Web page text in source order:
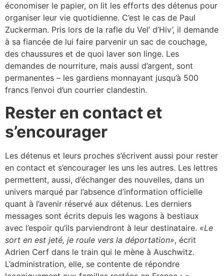
économiser le papier, on lit les efforts des détenus pour
organiser leur vie quotidienne. C’est le cas de Paul
Zuckerman. Pris lors de la rafle du Vel’ d’Hiv’, il demande
à sa fiancée de lui faire parvenir un sac de couchage,
des chaussures et de quoi laver son linge. Les
demandes de nourriture, mais aussi d’argent, sont
permanentes – les gardiens monnayant jusqu’à 500
francs l’envoi d’un courrier clandestin.
Rester en contact et
s’encourager
Les détenus et leurs proches s’écrivent aussi pour rester
en contact et s’encourager les uns les autres. Les lettres
permettent, aussi, d’échanger des nouvelles, dans un
univers marqué par l’absence d’information officielle
quant à l’avenir réservé aux détenus. Les derniers
messages sont écrits depuis les wagons à bestiaux
avec l’espoir qu’ils parviendront à leur destinataire. «Le
sort en est jeté, je roule vers la déportation», écrit
Adrien Cerf dans le train qui le mène à Auschwitz.
L’administration, elle, se contente de répondre